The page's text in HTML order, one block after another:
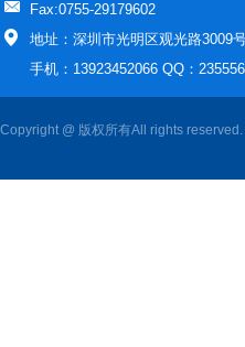
Fax:0755-29179602
地址：深圳市光明区观光路3009
手机：13923452066 QQ：
Copyright @ 版权所有All rights reserved.